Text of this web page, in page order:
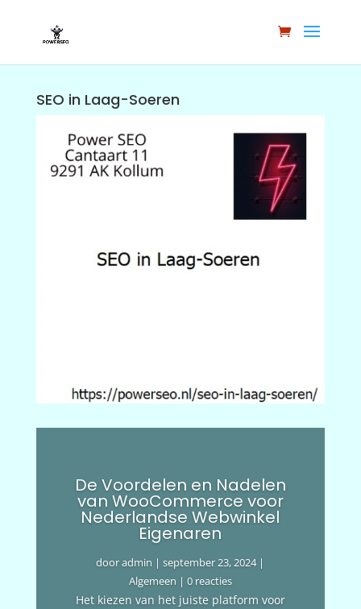
SEO in Laag-Soeren
De Voordelen en Nadelen
van WooCommerce voor
Nederlandse Webwinkel
Eigenaren
dooradmin |september 23, 2024|
Algemeen | 0 reacties
Het kiezen van het juiste platform voor